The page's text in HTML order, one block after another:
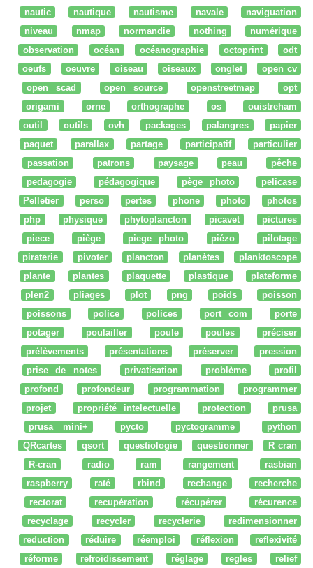
nautic
nautique nautisme navale
naviguation
niveau
nmap normandie nothing
numérique
observation
océan océanographie octoprint
odt
oeufs
oeuvre oiseau oiseaux onglet
open cv
open scad
open source openstreetmap
opt
origami
orne orthographe os
ouistreham
outil
outils ovh packages palangres
papier
paquet
parallax partage participatif
particulier
passation
patrons paysage peau
pêche
pedagogie
pédagogique pège photo
pelicase
Pelletier
perso pertes phone photo
photos
php
physique phytoplancton picavet
pictures
piece
piège piege photo piézo
pilotage
piraterie
pivoter plancton planètes
planktoscope
plante
plantes plaquette plastique
plateforme
plen2
pliages plot png poids
poisson
poissons
police polices port com
porte
potager
poulailler poule poules
préciser
prélèvements
présentations préserver
pression
prise de notes
privatisation problème
profil
profond
profondeur programmation
programmer
projet
propriété intelectuelle protection
prusa
prusa mini+
pycto pyctogramme
python
QRcartes
qsort questiologie questionner
R cran
R-cran
radio ram rangement
rasbian
raspberry
raté rbind rechange
recherche
rectorat
recupération récupérer
récurence
recyclage
recycler recyclerie
redimensionner
reduction
réduire réemploi réflexion
reflexivité
réforme
refroidissement réglage regles
relief